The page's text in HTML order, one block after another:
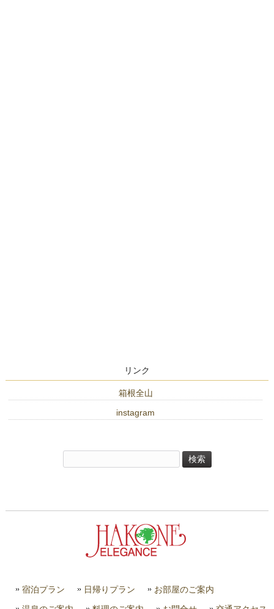
リンク
箱根全山
instagram
索:
宿泊プラン 日帰りプラン お部屋のご案内